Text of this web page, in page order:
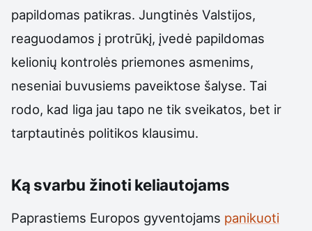
papildomas patikras. Jungtinės Valstijos,
reaguodamos į protrūkį, įvedė papildomas
kelionių kontrolės priemones asmenims,
neseniai buvusiems paveiktose šalyse. Tai
rodo, kad liga jau tapo ne tik sveikatos, bet ir
tarptautinės politikos klausimu.
Ką svarbu žinoti keliautojams
Paprastiems Europos gyventojams panikuoti